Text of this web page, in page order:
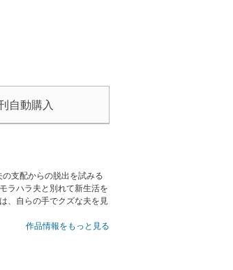
自動購入
支配からの脱出を試みる
ラハラ夫と別れて新生活を
、自らの手でクズな夫を見
作品情報をもっと見る